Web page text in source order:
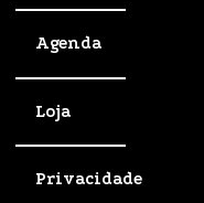
Agenda
Loja
Privacidade